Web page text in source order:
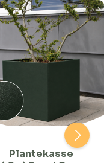
Plantekasse